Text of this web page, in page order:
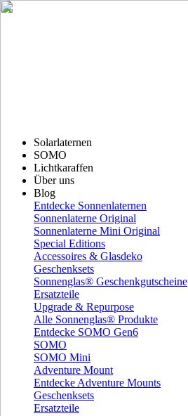
Solarlaternen
SOMO
Lichtkaraffen
Über uns
Blog
Entdecke Sonnenlaternen
Sonnenlaterne Original
Sonnenlaterne Mini Original
Special Editions
Accessoires & Glasdeko
Geschenksets
Sonnenglas® Geschenkgutscheine
Ersatzteile
Upgrade & Repurpose
Alle Sonnenglas® Produkte
Entdecke SOMO Gen6
SOMO
SOMO Mini
Adventure Mount
Entdecke Adventure Mounts
Geschenksets
Ersatzteile